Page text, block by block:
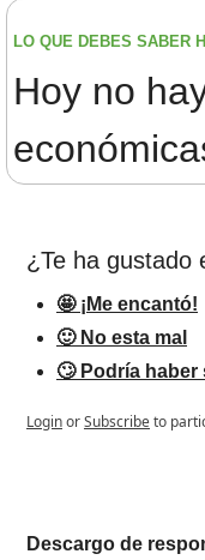
LO QUE DEBES SABER
Hoy no
¿Te ha gustado
🤩 ¡Me encantó!
🙂 No esta mal
🙄 Podría haber
LoginorSubscribeto
Descargo de